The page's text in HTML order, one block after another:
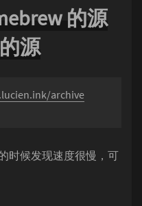
的源
源
archive
时候发现速度很慢，可